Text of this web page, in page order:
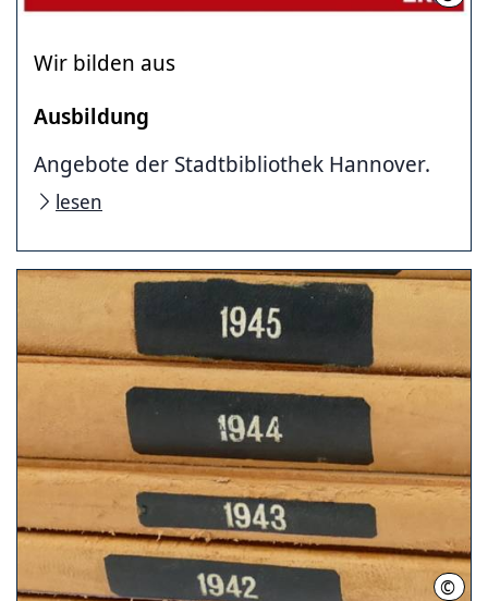
Wir bilden aus
Ausbildung
Angebote der Stadtbibliothek Hannover.
lesen
©